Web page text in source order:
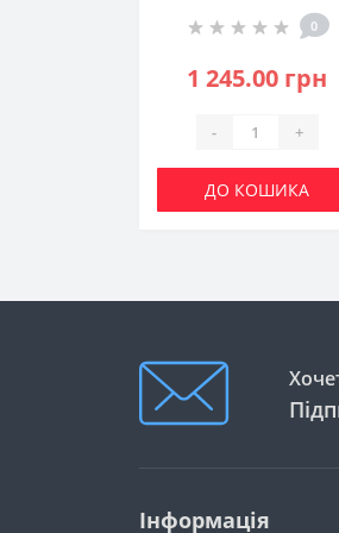
0
1 245.00 грн
- +
ДО КОШИКА
Інформація